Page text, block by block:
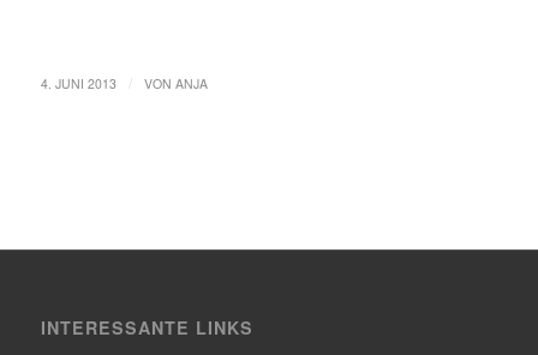
4. JUNI 2013 VON ANJA
INTERESSANTE LINKS